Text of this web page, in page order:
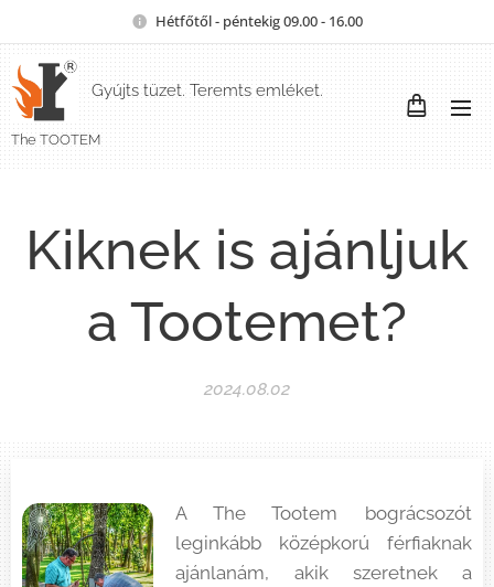
Hétfőtől - péntekig 09.00 - 16.00
Gyújts tüzet. Teremts emléket.
The TOOTEM
Kiknek is ajánljuk
a Tootemet?
2024.08.02
A The Tootem bográcsozót
leginkább középkorú férfiaknak
ajánlanám, akik szeretnek a